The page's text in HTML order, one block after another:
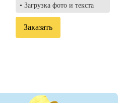
• Загрузка фото и текста
Заказать